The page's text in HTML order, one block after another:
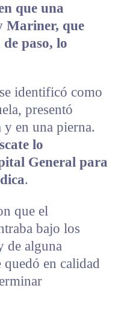
que una
Mariner, que
paso, lo
identificó como
presentó
y en una pierna.
lo
General para
.
que el
bajo los
de alguna
en calidad